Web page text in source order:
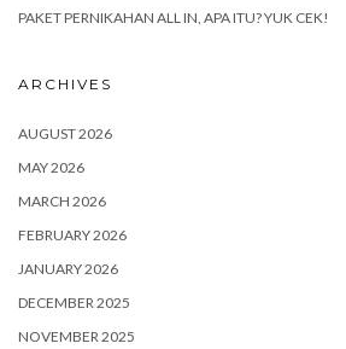
PAKET PERNIKAHAN ALL IN, APA ITU? YUK CEK!
ARCHIVES
AUGUST 2026
MAY 2026
MARCH 2026
FEBRUARY 2026
JANUARY 2026
DECEMBER 2025
NOVEMBER 2025